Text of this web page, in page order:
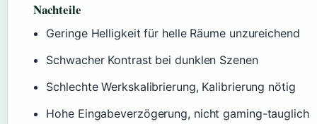
Nachteile
Geringe Helligkeit für helle Räume unzureichend
Schwacher Kontrast bei dunklen Szenen
Schlechte Werkskalibrierung, Kalibrierung nötig
Hohe Eingabeverzögerung, nicht gaming-tauglich